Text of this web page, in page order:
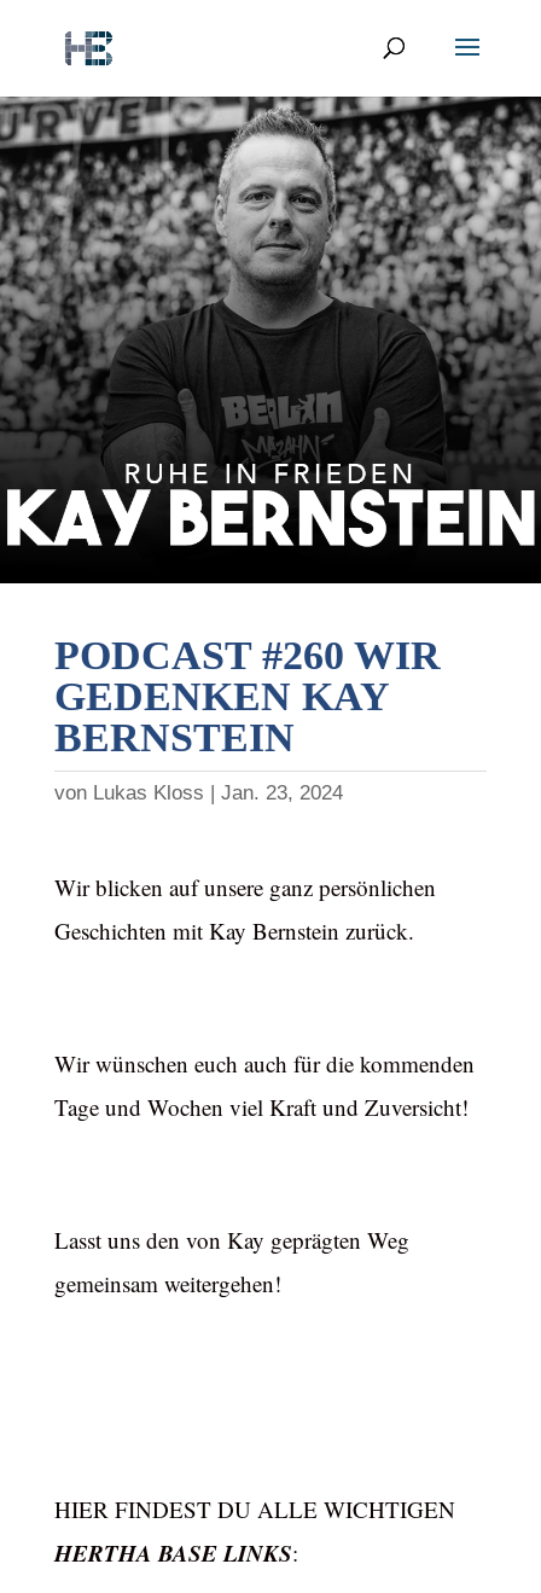
PODCAST #260 WIR
GEDENKEN KAY
BERNSTEIN
von Lukas Kloss Jan. 23, 2024
Wir blicken auf unsere ganz persönlichen
Geschichten mit Kay Bernstein zurück.
Wir wünschen euch auch für die kommenden
Tage und Wochen viel Kraft und Zuversicht!
Lasst uns den von Kay geprägten Weg
gemeinsam weitergehen!
HIER FINDEST DU ALLE WICHTIGEN
HERTHA BASE LINKS: